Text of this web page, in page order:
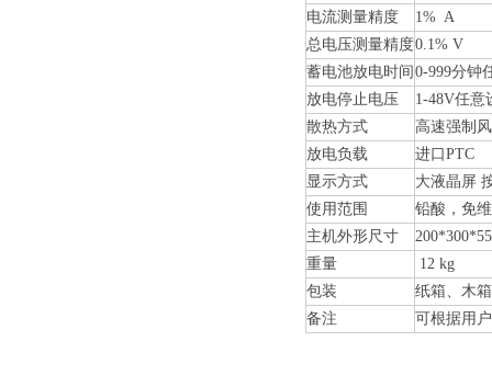
电流测量精度
1% A
总电压测量精度0.1% V
蓄电池放电时间 0-999分钟
放电停止电压
1-48V任意
散热方式
高速强制
放电负载
进口PTC
显示方式
大液晶屏
使用范围
铅酸，免
主机外形尺寸
重量
12 kg
包装
纸箱、木箱
备注
可根据用